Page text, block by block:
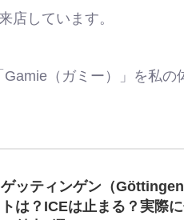
店しています。
（ガミー）」を私の
ッティンゲン（
は？ICEは止まる？実際